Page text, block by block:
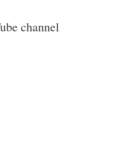
channel